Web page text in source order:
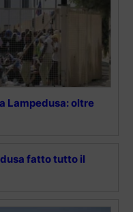
Lampedusa: oltre
fatto tutto il